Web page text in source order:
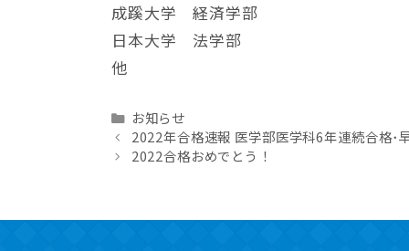
成蹊大学 経済学部
日本大学 法学部
他
Categories
お知らせ
2022年合格速報 医学部医学科6年連続合格･
2022合格おめでとう！